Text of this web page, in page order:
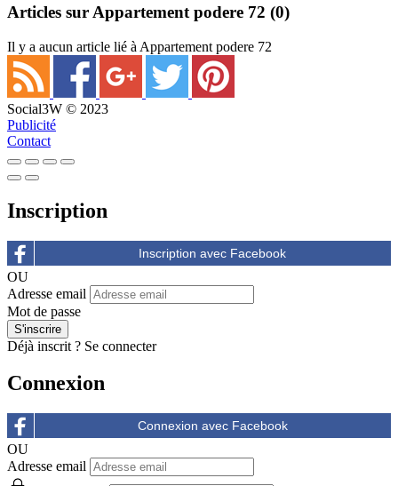
Articles sur Appartement podere 72 (0)
Il y a aucun article lié à Appartement podere 72
Social3W © 2023
Publicité
Contact
Inscription
OU
Adresse email
Mot de passe
Déjà inscrit ? Se connecter
Connexion
OU
Adresse email